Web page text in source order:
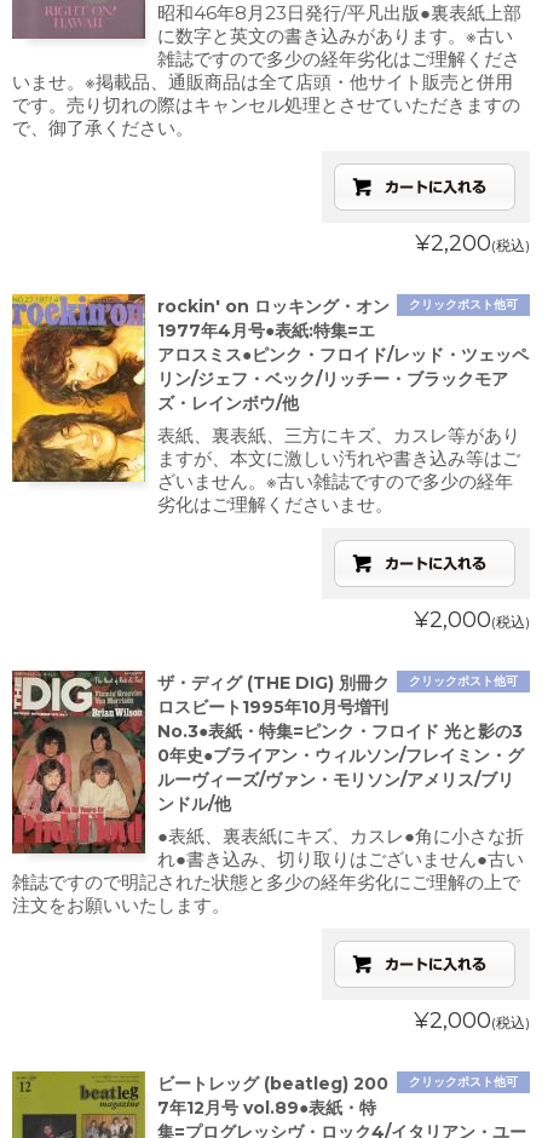
昭和46年8月23日発行/平凡出版●裏表紙上部
に数字と英文の書き込みがあります。※古い
雑誌ですので多少の経年劣化はご理解くださ
いませ。※掲載品、通販商品は全て店頭・他サイト販売と併用
です。売り切れの際はキャンセル処理とさせていただきますの
で、御了承ください。
¥2,200(税込)
クリックポスト他可
rockin' on ロッキング・オン
1977年4月号●表紙:特集=エ
アロスミス●ピンク・フロイド/レッド・ツェッペ
リン/ジェフ・ベック/リッチー・ブラックモア
ズ・レインボウ/他
表紙、裏表紙、三方にキズ、カスレ等があり
ますが、本文に激しい汚れや書き込み等はご
ざいません。※古い雑誌ですので多少の経年
劣化はご理解くださいませ。
¥2,000(税込)
クリックポスト他可
ザ・ディグ (THE DIG) 別冊ク
ロスビート1995年10月号増刊
No.3●表紙・特集=ピンク・フロイド 光と影の3
0年史●ブライアン・ウィルソン/フレイミン・グ
ルーヴィーズ/ヴァン・モリソン/アメリス/ブリ
ンドル/他
●表紙、裏表紙にキズ、カスレ●角に小さな折
れ●書き込み、切り取りはございません●古い
雑誌ですので明記された状態と多少の経年劣化にご理解の上で
注文をお願いいたします。
¥2,000(税込)
クリックポスト他可
ビートレッグ (beatleg) 200
7年12月号 vol.89●表紙・特
集=プログレッシヴ・ロック4/イタリアン・ユー